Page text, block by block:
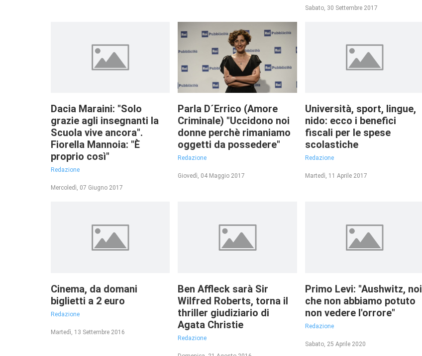
Sabato, 30 Settembre 2017
Dacia Maraini: "Solo
grazie agli insegnanti la
Scuola vive ancora".
Fiorella Mannoia: "È
proprio così"
Redazione
Mercoledì, 07 Giugno 2017
Parla D´Errico (Amore
Criminale) "Uccidono noi
donne perchè rimaniamo
oggetti da possedere"
Redazione
Giovedì, 04 Maggio 2017
Università, sport, lingue,
nido: ecco i benefici
fiscali per le spese
scolastiche
Redazione
Martedì, 11 Aprile 2017
Cinema, da domani
biglietti a 2 euro
Redazione
Martedì, 13 Settembre 2016
Ben Affleck sarà Sir
Wilfred Roberts, torna il
thriller giudiziario di
Agata Christie
Redazione
Primo Levi: "Aushwitz, noi
che non abbiamo potuto
non vedere l'orrore"
Redazione
Sabato, 25 Aprile 2020